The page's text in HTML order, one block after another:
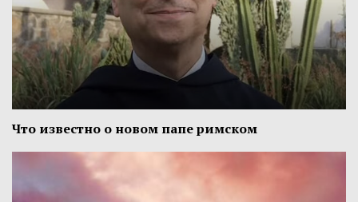
Что известно о новом папе римском